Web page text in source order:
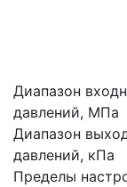
Диапазон
давлений, МПа
Диапазон
давлений, кПа
Пределы